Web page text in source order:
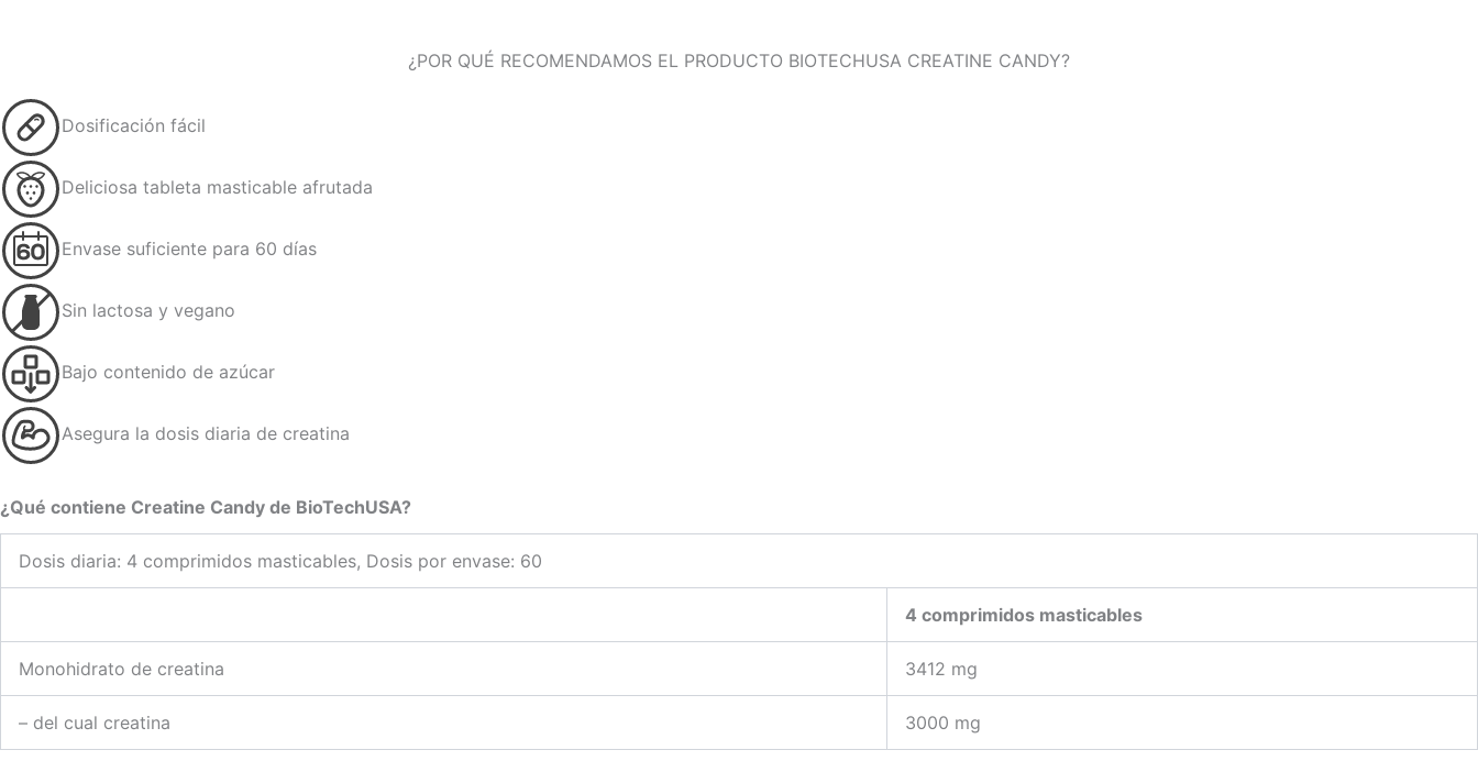
¿POR QUÉ RECOMENDAMOS EL PRODUCTO BIOTECHUSA CREATINE CANDY?
Dosificación fácil
Deliciosa tableta masticable afrutada
Envase suficiente para 60 días
Sin lactosa y vegano
Bajo contenido de azúcar
Asegura la dosis diaria de creatina
¿Qué contiene Creatine Candy de BioTechUSA?
Dosis diaria: 4 comprimidos masticables, Dosis por envase: 60
4 comprimidos masticables
Monohidrato de creatina 3412 mg
– del cual creatina 3000 mg